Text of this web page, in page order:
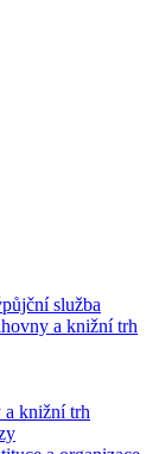
služba
a knižní trh
knižní trh